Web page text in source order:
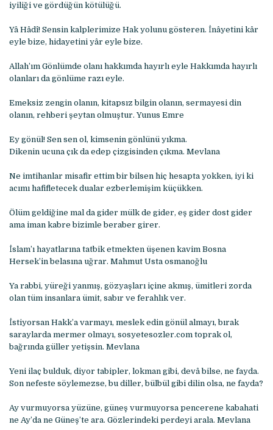
iyiliği ve gördüğün kötülüğü.
Yâ Hâdî! Sensin kalplerimize Hak yolunu gösteren. İnâyetini kâr
eyle bize, hidayetini yâr eyle bize.
Allah’ım Gönlümde olanı hakkımda hayırlı eyle Hakkımda hayırlı
olanları da gönlüme razı eyle.
Emeksiz zengin olanın, kitapsız bilgin olanın, sermayesi din
olanın, rehberi şeytan olmuştur. Yunus Emre
Ey gönül! Sen sen ol, kimsenin gönlünü yıkma.
Dikenin ucuna çık da edep çizgisinden çıkma. Mevlana
Ne imtihanlar misafir ettim bir bilsen hiç hesapta yokken, iyi ki
acımı hafifletecek dualar ezberlemişim küçükken.
Ölüm geldiğine mal da gider mülk de gider, eş gider dost gider
ama iman kabre bizimle beraber girer.
İslam’ı hayatlarına tatbik etmekten üşenen kavim Bosna
Hersek’in belasına uğrar. Mahmut Usta osmanoğlu
Ya rabbi, yüreği yanmış, gözyaşları içine akmış, ümitleri zorda
olan tüm insanlara ümit, sabır ve ferahlık ver.
İstiyorsan Hakk’a varmayı, meslek edin gönül almayı, bırak
saraylarda mermer olmayı, sosyetesozler.com toprak ol,
bağrında güller yetişsin. Mevlana
Yeni ilaç bulduk, diyor tabipler, lokman gibi, devâ bilse, ne fayda.
Son nefeste söylemezse, bu diller, bülbül gibi dilin olsa, ne fayda?
Ay vurmuyorsa yüzüne, güneş vurmuyorsa pencerene kabahati
ne Ay’da ne Güneş’te ara. Gözlerindeki perdeyi arala. Mevlana